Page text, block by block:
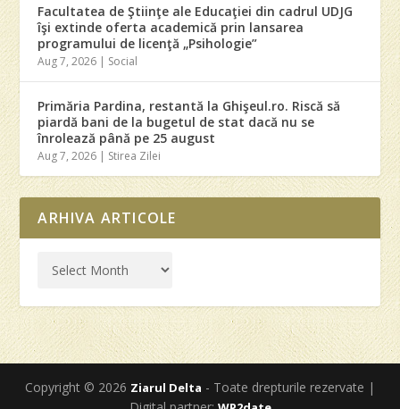
Facultatea de Ştiinţe ale Educaţiei din cadrul UDJG
îşi extinde oferta academică prin lansarea
programului de licenţă „Psihologie”
Aug 7, 2026 | Social
Primăria Pardina, restantă la Ghişeul.ro. Riscă să
piardă bani de la bugetul de stat dacă nu se
înrolează până pe 25 august
Aug 7, 2026 | Stirea Zilei
ARHIVA ARTICOLE
Copyright © 2026 Ziarul Delta - Toate drepturile rezervate |